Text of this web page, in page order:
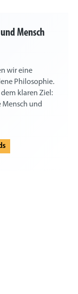
Mensch
wir eine
Philosophie.
klaren Ziel:
und